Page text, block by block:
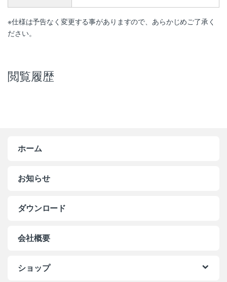
※仕様は予告なく変更する事がありますので、あらかじめご了承く
ださい。
閲覧履歴
ホーム
お知らせ
ダウンロード
会社概要
ショップ